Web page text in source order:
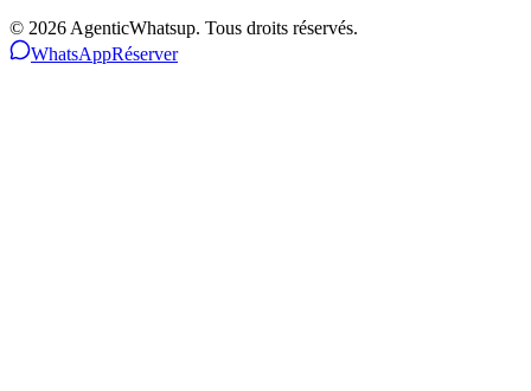
© 2026 AgenticWhatsup. Tous droits réservés.
WhatsAppRéserver